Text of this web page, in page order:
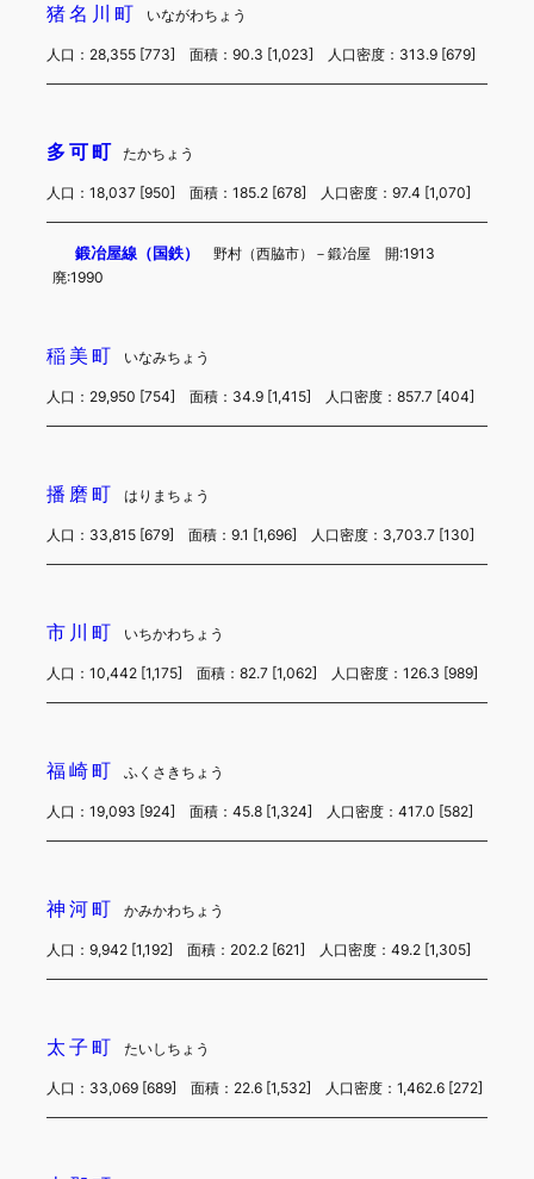
猪名川町 いながわちょう
人口：28,355 [773] 面積：90.3 [1,023] 人口密度：313.9 [679]
多可町 たかちょう
人口：18,037 [950] 面積：185.2 [678] 人口密度：97.4 [1,070]
鍛冶屋線（国鉄）
野村（西脇市）－鍛冶屋 開:1913
廃:1990
稲美町 いなみちょう
人口：29,950 [754] 面積：34.9 [1,415] 人口密度：857.7 [404]
播磨町 はりまちょう
人口：33,815 [679] 面積：9.1 [1,696] 人口密度：3,703.7 [130]
市川町 いちかわちょう
人口：10,442 [1,175] 面積：82.7 [1,062] 人口密度：126.3 [989]
福崎町 ふくさきちょう
人口：19,093 [924] 面積：45.8 [1,324] 人口密度：417.0 [582]
神河町 かみかわちょう
人口：9,942 [1,192] 面積：202.2 [621] 人口密度：49.2 [1,305]
太子町 たいしちょう
人口：33,069 [689] 面積：22.6 [1,532] 人口密度：1,462.6 [272]